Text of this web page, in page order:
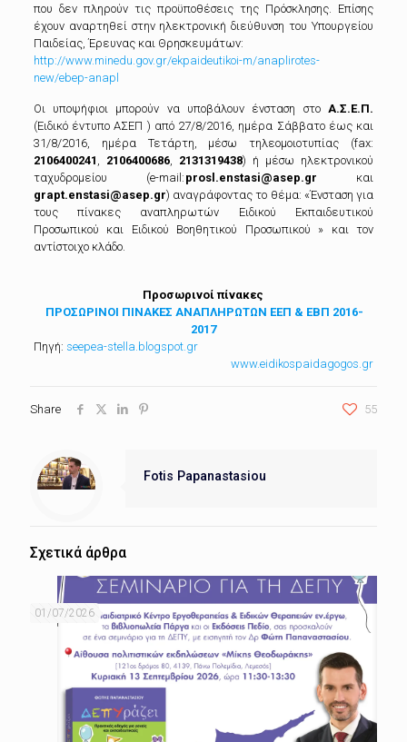
που δεν πληρούν τις προϋποθέσεις της Πρόσκλησης. Επίσης
έχουν αναρτηθεί στην ηλεκτρονική διεύθυνση του Υπουργείου
Παιδείας, Έρευνας και Θρησκευμάτων:
http://www.minedu.gov.gr/ekpaideutikoi-m/anaplirotes-
new/ebep-anapl
Οι υποψήφιοι μπορούν να υποβάλουν ένσταση στο Α.Σ.Ε.Π.
(Ειδικό έντυπο ΑΣΕΠ ) από 27/8/2016, ημέρα Σάββατο έως και
31/8/2016, ημέρα Τετάρτη, μέσω τηλεομοιοτυπίας (fax:
2106400241
2106400686, 2131319438) ή μέσω ηλεκτρονικού
ταχυδρομείου (e-mail: prosl.enstasi@asep.gr και
grapt.enstasi@asep.gr) αναγράφοντας το θέμα: «Ένσταση για
τους πίνακες αναπληρωτών Ειδικού Εκπαιδευτικού
Προσωπικού και Ειδικού Βοηθητικού Προσωπικού » και τον
αντίστοιχο κλάδο.
Προσωρινοί πίνακες
ΠΡΟΣΩΡΙΝΟI ΠΙΝΑΚEΣ ΑΝΑΠΛΗΡΩΤΩΝ EEΠ & ΕΒΠ 2016-
2017
Πηγή: seepea-stella.blogspot.gr
www.eidikospaidagogos.gr
Share 55
Fotis Papanastasiou
Σχετικά άρθρα
01/07/2026